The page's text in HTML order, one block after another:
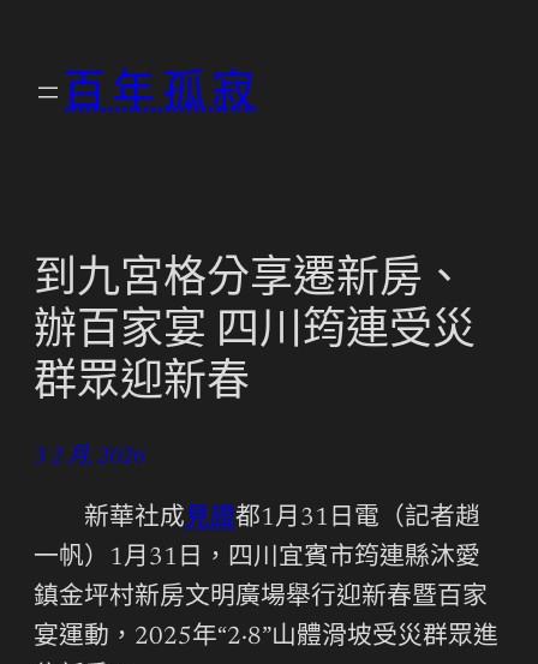
百年孤寂
到九宮格分享遷新房、
辦百家宴 四川筠連受災
群眾迎新春
3 2 月, 2026
新華社成見證都1月31日電（記者趙
一帆）1月31日，四川宜賓市筠連縣沐愛
鎮金坪村新房文明廣場舉行迎新春暨百家
宴運動，2025年“2·8”山體滑坡受災群眾進